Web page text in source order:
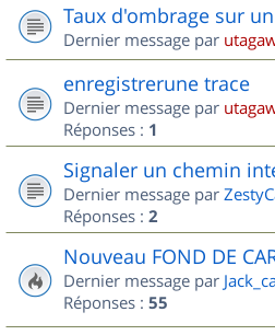
Taux d'ombrage sur
Dernier message par
enregistrerune trace
Dernier message par
Réponses : 1
Signaler un chemin
Dernier message par
Réponses : 2
Nouveau FOND DE
Dernier message par
Réponses : 55